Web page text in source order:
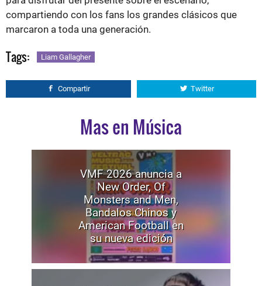
compartiendo con los fans los grandes clásicos que
marcaron a toda una generación.
Tags: Liam Gallagher
Compartir Twitter
Mas en Música
VMF 2026 anuncia a
New Order, Of
Monsters and Men,
Bandalos Chinos y
American Football en
su nueva edición